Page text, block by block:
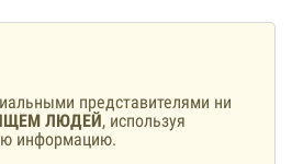
представителями ни
ЛЮДЕЙ, используя
информацию.